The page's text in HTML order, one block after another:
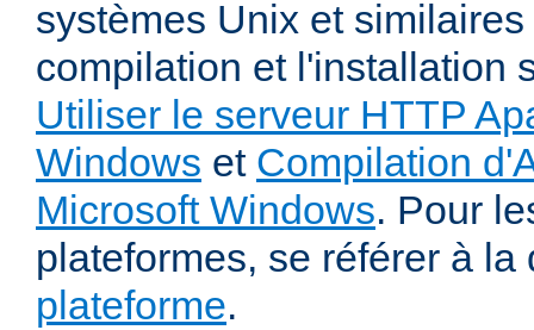
systèmes Unix et
compilation et l'installation
Utiliser le serveur HTTP
Windows et Compilation
Microsoft Windows. Pour
plateformes, se référer à
plateforme.